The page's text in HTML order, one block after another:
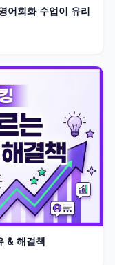
어회화 수업이 유리
& 해결책